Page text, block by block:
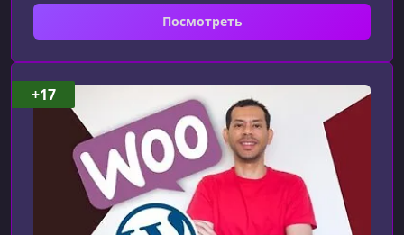
оптимизированную JAMstack‑архитектуру и
чем традиционные веб‑проекты.Что такое
Gatsby JS и почему он так популяренGatsby JS
— это мощный React‑фреймворк для
генерации статических сайтов, способный
созда
Посмотреть
+17